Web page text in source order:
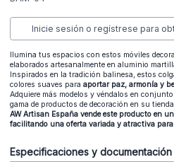
Inicie sesión o regístrese para
Ilumina tus espacios con estos móviles
elaborados artesanalmente en aluminio
Inspirados en la tradición balinesa, estos
colores suaves para aportar paz, armonía y
Adquiere más modelos y véndalos en
gama de productos de decoración en su
AW Artisan España vende este producto en
facilitando una oferta variada y atractiva
Especificaciones y